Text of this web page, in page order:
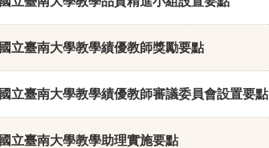
國立臺南大學教學績優教師獎勵要點
國立臺南大學教學績優教師審議委員會設置要點
國立臺南大學教學助理實施要點